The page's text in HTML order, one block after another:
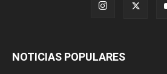
NOTICIAS POPULARES